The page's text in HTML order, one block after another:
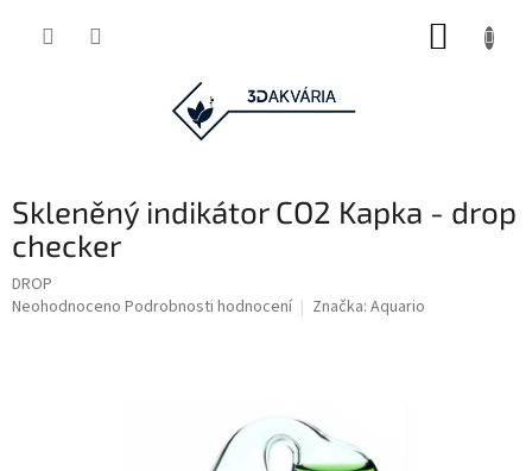
Skleněný indikátor CO2 Kapka - drop
checker
DROP
Průměrné
Neohodnoceno Podrobnosti hodnocení Značka: Aquario